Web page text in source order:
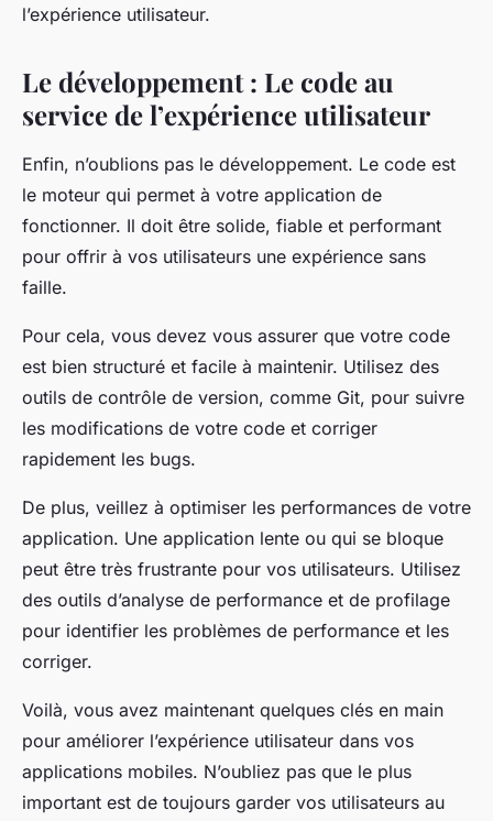
l’expérience utilisateur.
Le développement : Le code au
service de l’expérience utilisateur
Enfin, n’oublions pas le développement. Le code est
le moteur qui permet à votre application de
fonctionner. Il doit être solide, fiable et performant
pour offrir à vos utilisateurs une expérience sans
faille.
Pour cela, vous devez vous assurer que votre code
est bien structuré et facile à maintenir. Utilisez des
outils de contrôle de version, comme Git, pour suivre
les modifications de votre code et corriger
rapidement les bugs.
De plus, veillez à optimiser les performances de votre
application. Une application lente ou qui se bloque
peut être très frustrante pour vos utilisateurs. Utilisez
des outils d’analyse de performance et de profilage
pour identifier les problèmes de performance et les
corriger.
Voilà, vous avez maintenant quelques clés en main
pour améliorer l’expérience utilisateur dans vos
applications mobiles. N’oubliez pas que le plus
important est de toujours garder vos utilisateurs au